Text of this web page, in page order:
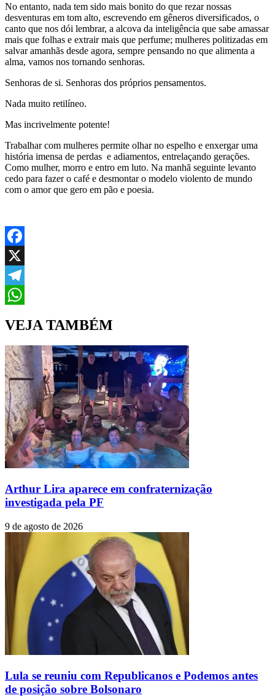
No entanto, nada tem sido mais bonito do que rezar nossas
desventuras em tom alto, escrevendo em gêneros diversificados, o
canto que nos dói lembrar, a alcova da inteligência que sabe amassar
mais que folhas e extrair mais que perfume; mulheres politizadas em
salvar amanhãs desde agora, sempre pensando no que alimenta a
alma, vamos nos tornando senhoras.
Senhoras de si. Senhoras dos próprios pensamentos.
Nada muito retilíneo.
Mas incrivelmente potente!
Trabalhar com mulheres permite olhar no espelho e enxergar uma
história imensa de perdas e adiamentos, entrelaçando gerações.
Como mulher, morro e entro em luto. Na manhã seguinte levanto
cedo para fazer o café e desmontar o modelo violento de mundo
com o amor que gero em pão e poesia.
Facebook
X
Telegram
VEJA TAMBÉM
Arthur Lira aparece em confraternização
investigada pela PF
9 de agosto de 2026
Lula se reuniu com Republicanos e Podemos antes
de posição sobre Bolsonaro